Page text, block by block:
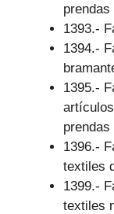
1393.-
1394.-
1395.-
1396.-
textiles
1399.-
textiles